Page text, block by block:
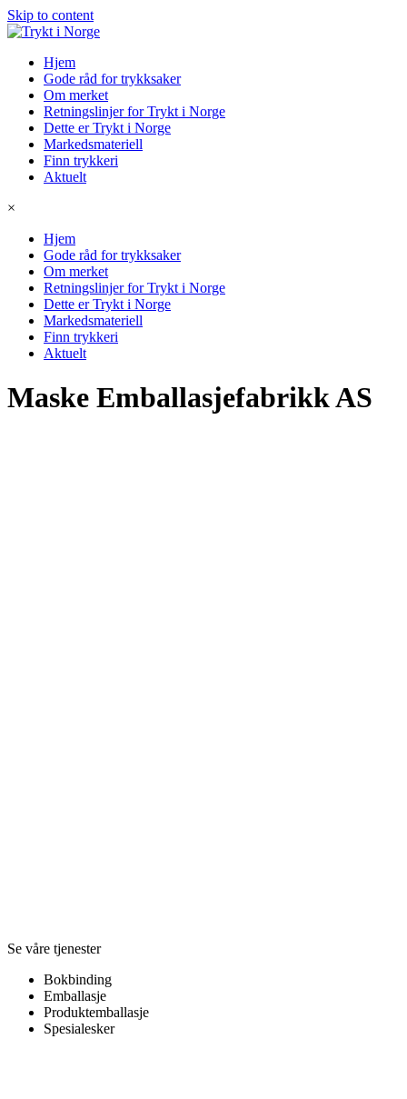
Skip to content
Hjem
Gode råd for trykksaker
Om merket
Retningslinjer for Trykt i Norge
Dette er Trykt i Norge
Markedsmateriell
Finn trykkeri
Aktuelt
×
Hjem
Gode råd for trykksaker
Om merket
Retningslinjer for Trykt i Norge
Dette er Trykt i Norge
Markedsmateriell
Finn trykkeri
Aktuelt
Maske Emballasjefabrikk AS
Se våre tjenester
Bokbinding
Emballasje
Produktemballasje
Spesialesker